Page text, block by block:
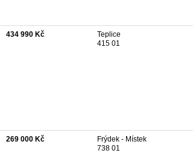
434 990 Kč
Teplice
415 01
269 000 Kč
Frýdek - Místek
738 01